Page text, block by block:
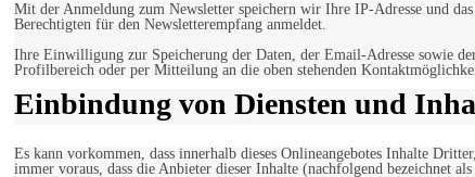
Mit der Anmeldung zum Newsletter speichern wir Ihre IP-Adresse und
Berechtigten für den Newsletterempfang anmeldet.
Ihre Einwilligung zur Speicherung der Daten, der Email-Adresse sowie
Profilbereich oder per Mitteilung an die oben stehenden
Einbindung von Diensten und
Es kann vorkommen, dass innerhalb dieses Onlineangebotes Inhalte
immer voraus, dass die Anbieter dieser Inhalte (nachfolgend bezeichnet